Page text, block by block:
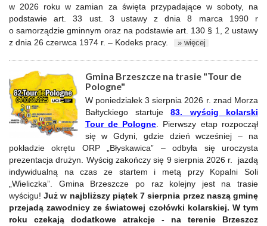
w 2026 roku w zamian za święta przypadające w soboty, na
podstawie art. 33 ust. 3 ustawy z dnia 8 marca 1990 r
o samorządzie gminnym oraz na podstawie art. 130 § 1, 2 ustawy
z dnia 26 czerwca 1974 r. – Kodeks pracy.
» więcej
Gmina Brzeszcze na trasie "Tour de
Pologne"
W poniedziałek 3 sierpnia 2026 r. znad Morza
Bałtyckiego startuje83. wyścig kolarski
Tour de Pologne . Pierwszy etap rozpoczął
się w Gdyni, gdzie dzień wcześniej – na
pokładzie okrętu ORP „Błyskawica” – odbyła się uroczysta
prezentacja drużyn. Wyścig zakończy się 9 sierpnia 2026 r. jazdą
indywidualną na czas ze startem i metą przy Kopalni Soli
„Wieliczka”. Gmina Brzeszcze po raz kolejny jest na trasie
wyścigu!Już w najbliższy piątek 7 sierpnia przez naszą gminę
przejadą zawodnicy ze światowej czołówki kolarskiej. W tym
roku czekają dodatkowe atrakcje - na terenie Brzeszcz